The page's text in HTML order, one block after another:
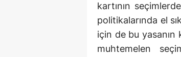
kartının
politikalarında el
için de bu yasanın
muhtemelen